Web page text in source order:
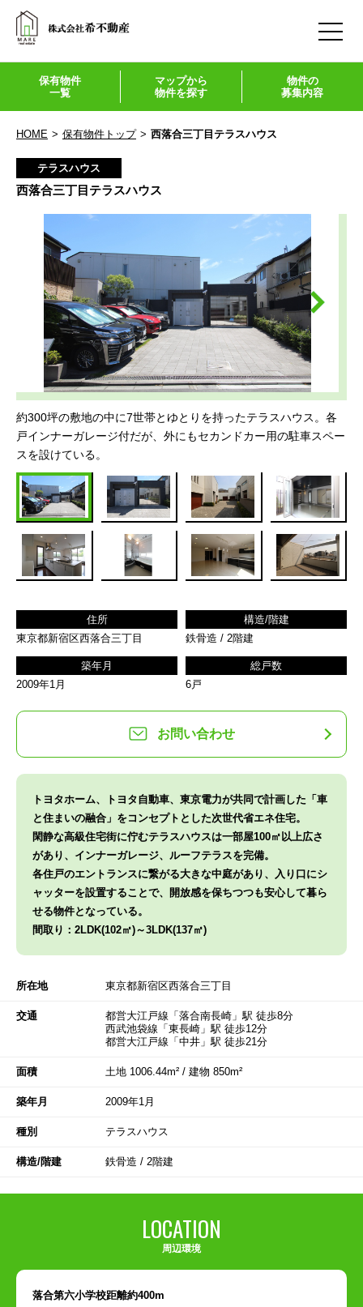
保有物件
一覧
マップから
物件を探す
物件の
募集内容
HOME 保有物件トップ 西落合三丁目テラスハウス
テラスハウス
西落合三丁目テラスハウス
約300坪の敷地の中に7世帯とゆとりを持ったテラスハウス。各
戸インナーガレージ付だが、外にもセカンドカー用の駐車スペー
スを設けている。
住所
東京都新宿区西落合三丁目
構造/階建
鉄骨造 / 2階建
築年月
2009年1月
総戸数
6戸
お問い合わせ
トヨタホーム、トヨタ自動車、東京電力が共同で計画した「車
と住まいの融合」をコンセプトとした次世代省エネ住宅。
閑静な高級住宅街に佇むテラスハウスは一部屋100㎡以上広さ
があり、インナーガレージ、ルーフテラスを完備。
各住戸のエントランスに繋がる大きな中庭があり、入り口にシ
ャッターを設置することで、開放感を保ちつつも安心して暮ら
せる物件となっている。
間取り：2LDK(102㎡)～3LDK(137㎡)
所在地 東京都新宿区西落合三丁目
交通
都営大江戸線「落合南長崎」駅 徒歩8分
西武池袋線「東長崎」駅 徒歩12分
都営大江戸線「中井」駅 徒歩21分
面積 土地 1006.44m² / 建物 850m²
築年月 2009年1月
種別 テラスハウス
構造/階建 鉄骨造 / 2階建
LOCATION
周辺環境
落合第六小学校距離約400m
希不動産
住まいのサポート
採用情報
お問い合わせ
マイホーム売買支援
トップページ
注文住宅を建てたい
リフォームをしたい
引越しを考えている
お問い合わせ
トップページ
開発物件情報
保有物件情報
物件の募集内容
プライバシーポリシー サイトマップ